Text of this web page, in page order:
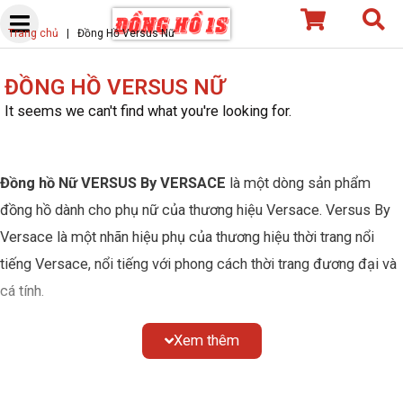
Skip
toTrang chủ Đồng Hồ Versus Nữ
ĐỒNG HỒ VERSUS NỮ
It seems we can't find what you're looking for.
Đồng hồ Nữ VERSUS By VERSACE là một dòng sản phẩm
đồng hồ dành cho phụ nữ của thương hiệu Versace. Versus By
Versace là một nhãn hiệu phụ của thương hiệu thời trang nổi
tiếng Versace, nổi tiếng với phong cách thời trang đương đại và
cá tính.
Đồng hồ Nữ VERSUS By VERSACE thường được thiết kế sang
trọng và độc đáo, phản ánh phong cách thời trang của Versace.
Xem thêm